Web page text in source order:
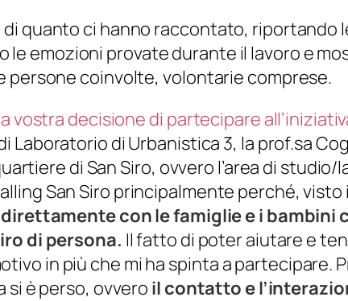
quanto ci hanno raccontato, riportando
le emozioni provate durante il lavoro e
coinvolte, volontarie comprese.
vostra decisione di partecipare
Laboratorio di Urbanistica 3, la prof.sa
di San Siro, ovvero l’area di
San Siroprincipalmente perché, visto
con le famiglie e i bambini
di persona. Il fatto di poter aiutare e
in più che mi ha spinta a partecipare.
si è perso, ovvero il contatto e